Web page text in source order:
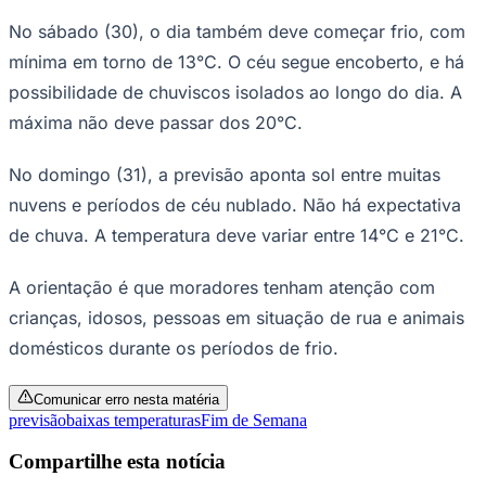
Times - Ir direto
No sábado (30), o dia também deve começar frio, com
mínima em torno de 13°C. O céu segue encoberto, e há
possibilidade de chuviscos isolados ao longo do dia. A
máxima não deve passar dos 20°C.
No domingo (31), a previsão aponta sol entre muitas
nuvens e períodos de céu nublado. Não há expectativa
de chuva. A temperatura deve variar entre 14°C e 21°C.
A orientação é que moradores tenham atenção com
crianças, idosos, pessoas em situação de rua e animais
domésticos durante os períodos de frio.
Comunicar erro nesta matéria
previsãobaixas temperaturasFim de Semana
Compartilhe esta notícia